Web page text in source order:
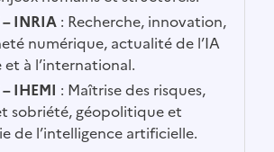
INRIA : Recherche, innovation,
numérique, actualité de l’IA
et à l’international.
IHEMI : Maîtrise des risques,
sobriété, géopolitique et
de l’intelligence artificielle.